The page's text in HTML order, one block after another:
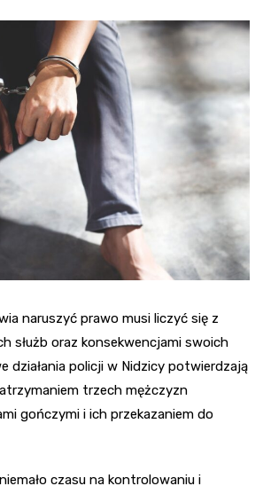
naruszyć prawo musi liczyć się z
służb oraz konsekwencjami swoich
działania policji w Nidzicy potwierdzają
trzech mężczyzn
gończymi i ich przekazaniem do
czasu na kontrolowaniu i